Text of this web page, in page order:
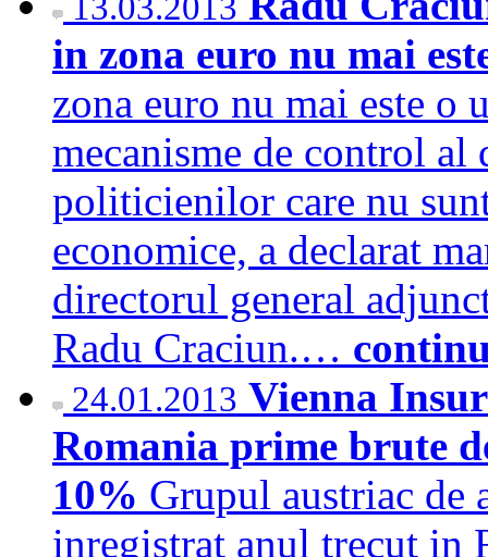
in zona euro nu mai
zona euro nu mai este o
mecanisme de control
politicienilor care nu
economice, a declarat
directorul general
Radu Craciun.…
24.01.2013 Vienna
Romania prime brute
10% Grupul austriac de
inregistrat anul trecut in